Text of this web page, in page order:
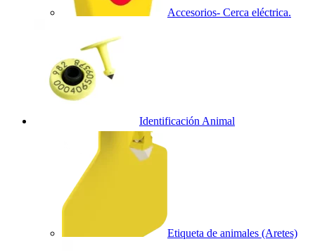
Accesorios- Cerca eléctrica.
Identificación Animal
Etiqueta de animales (Aretes)